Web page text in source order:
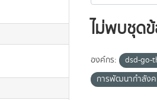
ไม่พบชุด
องค์กร: dsd-go-
การพัฒนากำลัง